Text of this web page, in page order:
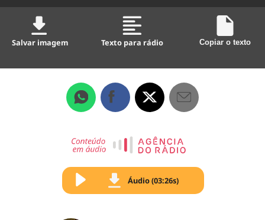
Salvar imagem Texto para rádio Copiar o texto
Áudio (03:26s)